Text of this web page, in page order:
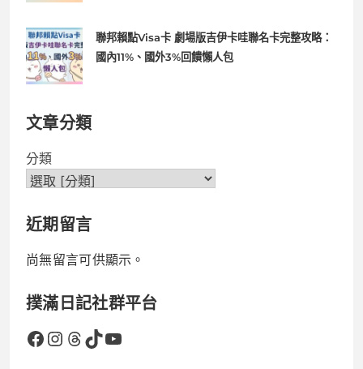
聯邦賴點Visa卡 劇場版吉伊卡哇聯名卡完整攻略：
國內11%、國外3%回饋懶人包
文章分類
分類
近期留言
尚無留言可供顯示。
撲滿日記社群平台
Facebook
Instagram
Threads
TikTok
YouTube